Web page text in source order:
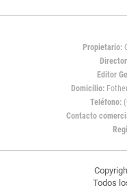
Propietario:
Editor
Domicilio:
Teléfono:
Contacto
Todos